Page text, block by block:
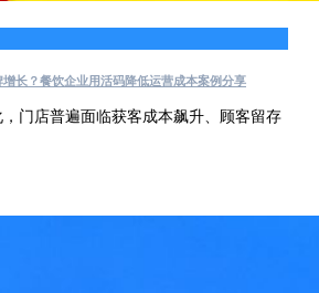
长？餐饮企业用活码降低运营成本案例分享
门店普遍面临获客成本飙升、顾客留存